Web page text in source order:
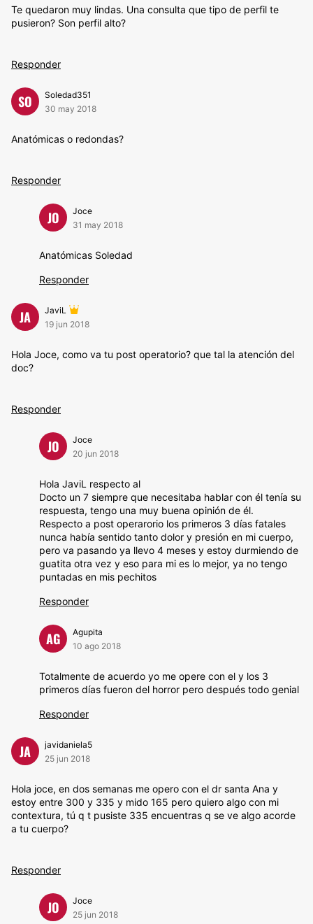
Te quedaron muy lindas. Una consulta que tipo de perfil te
pusieron? Son perfil alto?
Responder
SO
Soledad351
30 may 2018
Anatómicas o redondas?
Responder
JO
Joce
31 may 2018
Anatómicas Soledad
Responder
JA
JaviL
19 jun 2018
Hola Joce, como va tu post operatorio? que tal la atención del
doc?
Responder
JO
Joce
20 jun 2018
Hola JaviL respecto al
Docto un 7 siempre que necesitaba hablar con él tenía su
respuesta, tengo una muy buena opinión de él.
Respecto a post operarorio los primeros 3 días fatales
nunca había sentido tanto dolor y presión en mi cuerpo,
pero va pasando ya llevo 4 meses y estoy durmiendo de
guatita otra vez y eso para mi es lo mejor, ya no tengo
puntadas en mis pechitos
Responder
AG
Agupita
10 ago 2018
Totalmente de acuerdo yo me opere con el y los 3
primeros días fueron del horror pero después todo genial
Responder
JA
javidaniela5
25 jun 2018
Hola joce, en dos semanas me opero con el dr santa Ana y
estoy entre 300 y 335 y mido 165 pero quiero algo con mi
contextura, tú q t pusiste 335 encuentras q se ve algo acorde
a tu cuerpo?
Responder
JO
Joce
25 jun 2018